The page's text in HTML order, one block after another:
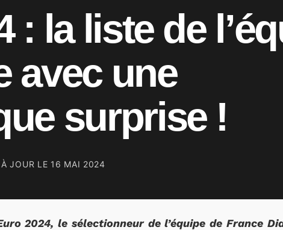
: la liste de
avec une
surprise !
JOUR LE 16 MAI 2024
2024, le sélectionneur de l’équipe de France